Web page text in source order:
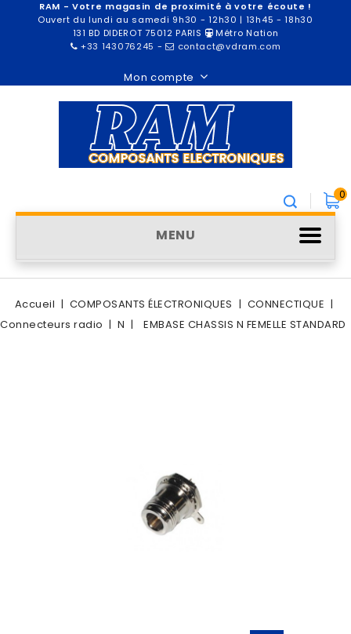
RAM - Votre magasin de proximité à votre écoute !
Ouvert du lundi au samedi 9h30 - 12h30 | 13h45 - 18h30
131 BD DIDEROT 75012 PARIS
Métro Nation
+33 143076245 - contact@vdram.com
Mon compte
0
MENU
Accueil COMPOSANTS ÉLECTRONIQUES
CONNECTIQUE
Connecteurs radio
N EMBASE CHASSIS N FEMELLE STANDARD